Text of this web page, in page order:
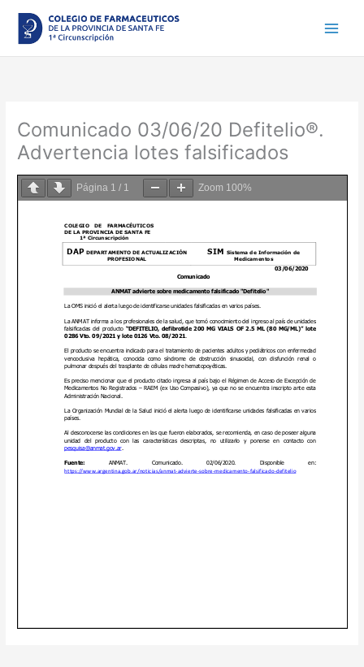
contenido
Comunicado 03/06/20 Defitelio®.
Advertencia lotes falsificados
Página 1 / 1 Zoom 100%